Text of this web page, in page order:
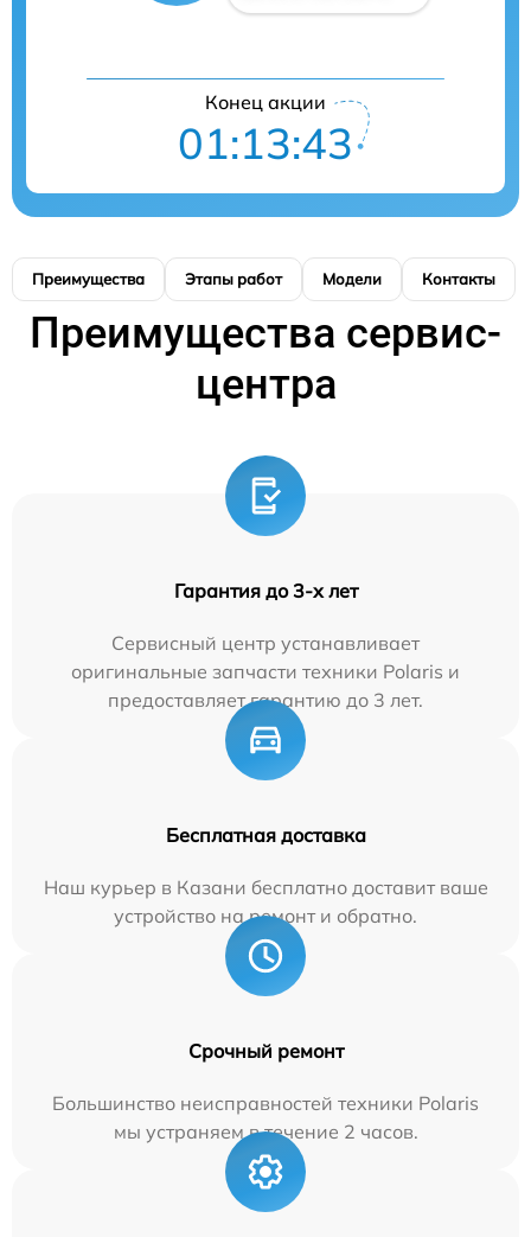
Конец акции
01:13:42
Преимущества Этапы работ Модели Контакты
Преимущества сервис-
центра
Гарантия до 3-х лет
Сервисный центр устанавливает
оригинальные запчасти техники Polaris и
предоставляет гарантию до 3 лет.
Бесплатная доставка
Наш курьер в Казани бесплатно доставит ваше
устройство на ремонт и обратно.
Срочный ремонт
Большинство неисправностей техники Polaris
мы устраняем в течение 2 часов.